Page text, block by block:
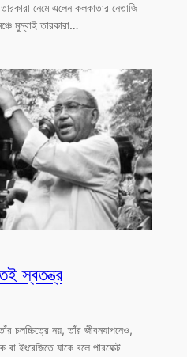
নেমে এলেন কলকাতার নেতাজি
মুম্বাই তারকারা…
স্বতন্ত্র
চলচ্চিত্রে নয়, তাঁর জীবনযাপনেও,
ইংরেজিতে যাকে বলে পারফেক্ট